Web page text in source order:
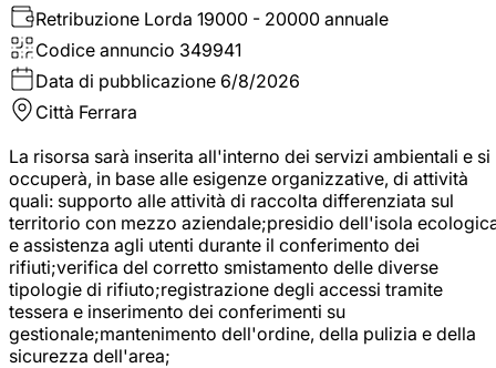
Retribuzione Lorda 19000 - 20000 annuale
Codice annuncio 349941
Data di pubblicazione 6/8/2026
Città Ferrara
La risorsa sarà inserita all'interno dei servizi ambientali e si
occuperà, in base alle esigenze organizzative, di attività
quali: supporto alle attività di raccolta differenziata sul
territorio con mezzo aziendale;presidio dell'isola
e assistenza agli utenti durante il conferimento dei
rifiuti;verifica del corretto smistamento delle diverse
tipologie di rifiuto;registrazione degli accessi tramite
tessera e inserimento dei conferimenti su
gestionale;mantenimento dell'ordine, della pulizia e della
sicurezza dell'area;